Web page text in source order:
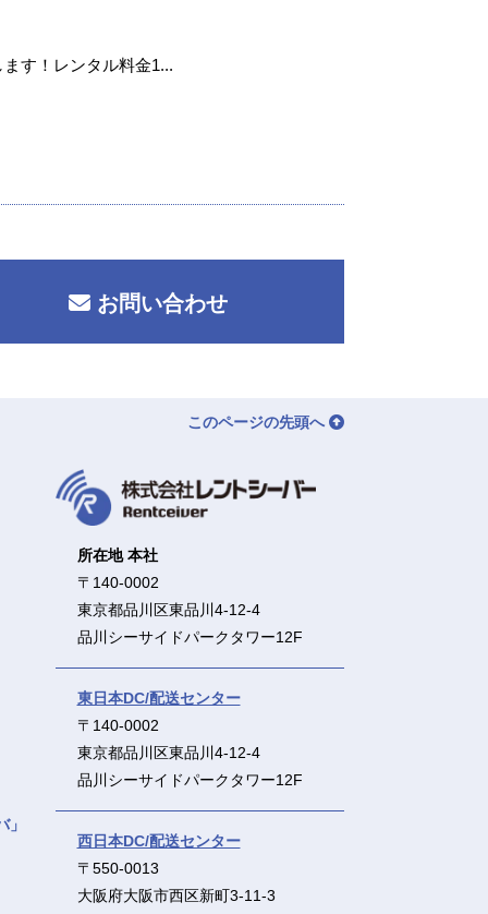
す！レンタル料金1...
お問い合わせ
このページの先頭へ
所在地 本社
〒140-0002
東京都品川区東品川4-12-4
品川シーサイドパークタワー12F
東日本DC/配送センター
〒140-0002
東京都品川区東品川4-12-4
品川シーサイドパークタワー12F
西日本DC/配送センター
〒550-0013
大阪府大阪市西区新町3-11-3